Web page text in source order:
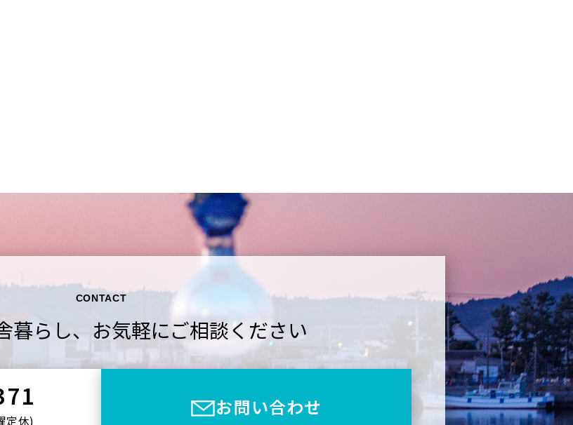
CONTACT
らし、 お気軽にご相談ください
定休)
お問い合わせ